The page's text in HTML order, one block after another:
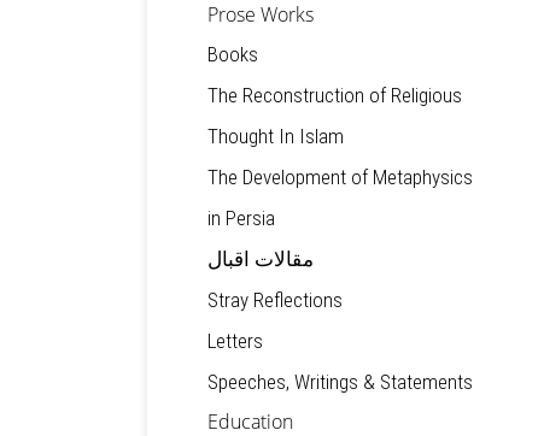
Prose Works
Books
The Reconstruction of Religious
Thought In Islam
The Development of Metaphysics
in Persia
مقالات اقبال
Stray Reflections
Letters
Speeches, Writings & Statements
Education